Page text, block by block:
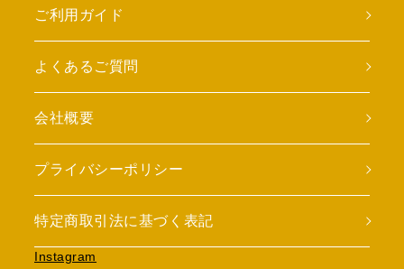
ご利用ガイド
よくあるご質問
会社概要
プライバシーポリシー
特定商取引法に基づく表記
Instagram